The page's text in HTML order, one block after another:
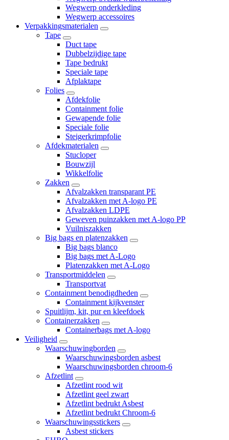
Wegwerp onderkleding
Wegwerp accessoires
Verpakkingsmaterialen
Tape
Duct tape
Dubbelzijdige tape
Tape bedrukt
Speciale tape
Afplaktape
Folies
Afdekfolie
Containment folie
Gewapende folie
Speciale folie
Steigerkrimpfolie
Afdekmaterialen
Stucloper
Bouwzijl
Wikkelfolie
Zakken
Afvalzakken transparant PE
Afvalzakken met A-logo PE
Afvalzakken LDPE
Geweven puinzakken met A-logo PP
Vuilniszakken
Big bags en platenzakken
Big bags blanco
Big bags met A-Logo
Platenzakken met A-Logo
Transportmiddelen
Transportvat
Containment benodigdheden
Containment kijkvenster
Spuitlijm, kit, pur en kleefdoek
Containerzakken
Containerbags met A-logo
Veiligheid
Waarschuwingborden
Waarschuwingsborden asbest
Waarschuwingsborden chroom-6
Afzetlint
Afzetlint rood wit
Afzetlint geel zwart
Afzetlint bedrukt Asbest
Afzetlint bedrukt Chroom-6
Waarschuwingsstickers
Asbest stickers